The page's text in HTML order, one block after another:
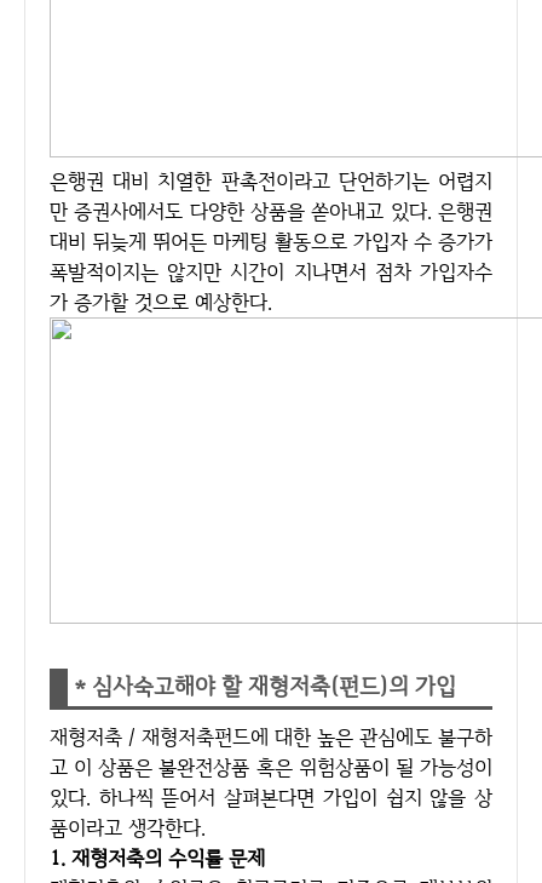
은행권 대비 치열한 판촉전이라고 단언하기는 어렵지
만 증권사에서도 다양한 상품을 쏟아내고 있다. 은행권
대비 뒤늦게 뛰어든 마케팅 활동으로 가입자 수 증가가
폭발적이지는 않지만 시간이 지나면서 점차 가입자수
가 증가할 것으로 예상한다.
* 심사숙고해야 할 재형저축(펀드)의 가입
재형저축 / 재형저축펀드에 대한 높은 관심에도 불구하
고 이 상품은 불완전상품 혹은 위험상품이 될 가능성이
있다. 하나씩 뜯어서 살펴본다면 가입이 쉽지 않을 상
품이라고 생각한다.
1. 재형저축의 수익률 문제